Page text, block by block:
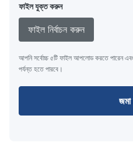
ফাইল যুক্ত করুন
ফাইল নির্বাচন করুন
আপনি সর্বোচ্চ ৫টি ফাইল আপলোড করতে পারেন
পর্যন্ত হতে পারবে।
জমা